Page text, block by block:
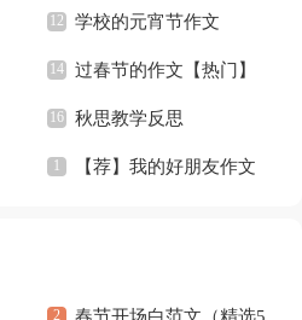
学校的元宵节作文
过春节的作文【热门】
秋思教学反思
【荐】我的好朋友作文